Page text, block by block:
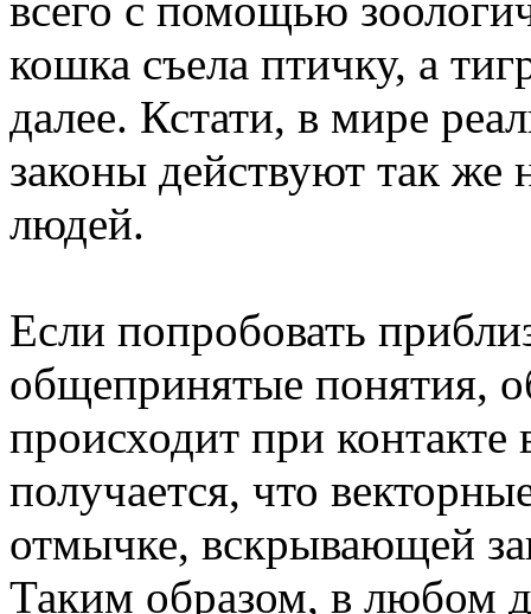
всего с помощью
кошка съела птичку, а
далее. Кстати, в мире
законы действуют так же
людей.
Если попробовать
общепринятые понятия,
происходит при контакте
получается, что
отмычке, вскрывающей
Таким образом, в любом